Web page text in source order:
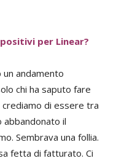
per Linear?
un andamento
chi ha saputo fare
di essere tra
abbandonato il
Sembrava una follia.
fetta di fatturato. Ci